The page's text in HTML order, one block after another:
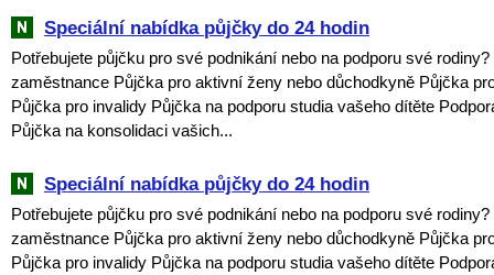
Speciální nabídka půjčky do 24 hodin
Potřebujete půjčku pro své podnikání nebo na podporu své
zaměstnance Půjčka pro aktivní ženy nebo důchodkyně Půjčka
Půjčka pro invalidy Půjčka na podporu studia vašeho dítěte
Půjčka na konsolidaci vašich...
Speciální nabídka půjčky do 24 hodin
Potřebujete půjčku pro své podnikání nebo na podporu své
zaměstnance Půjčka pro aktivní ženy nebo důchodkyně Půjčka
Půjčka pro invalidy Půjčka na podporu studia vašeho dítěte